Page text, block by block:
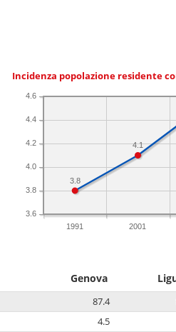
Incidenza popolazione residente
1991 2001
3.6
3.8
4.0
4.2
4.4
4.6
4.1
3.8
Genova
87.4
4.5